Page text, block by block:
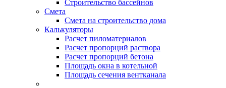
Строительство бассейнов
Смета
Смета на строительство дома
Калькуляторы
Расчет пиломатериалов
Расчет пропорций раствора
Расчет пропорций бетона
Площадь окна в котельной
Площадь сечения вентканала